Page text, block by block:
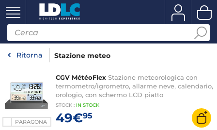
Ritorna Stazione meteo
PARAGONA
CGV MétéoFlex Stazione meteorologica con
termometro/igrometro, allarme neve, calendario,
orologio, con schermo LCD piatto
STOCK : IN STOCK
49€95